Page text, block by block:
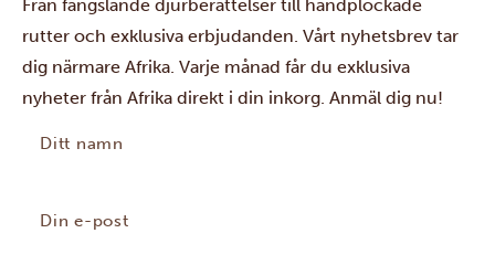
Från fängslande djurberättelser till handplockade
rutter och exklusiva erbjudanden. Vårt nyhetsbrev tar
dig närmare Afrika. Varje månad får du exklusiva
nyheter från Afrika direkt i din inkorg. Anmäl dig nu!
namn